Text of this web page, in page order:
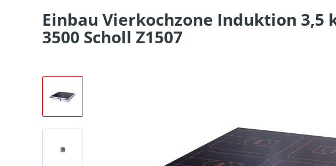
Einbau Vierkochzone Induktion
3500 Scholl Z1507